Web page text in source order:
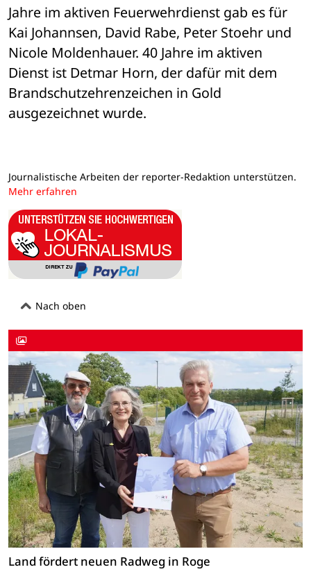
Jahre im aktiven Feuerwehrdienst gab es für
Kai Johannsen, David Rabe, Peter Stoehr und
Nicole Moldenhauer. 40 Jahre im aktiven
Dienst ist Detmar Horn, der dafür mit dem
Brandschutzehrenzeichen in Gold
ausgezeichnet wurde.
Journalistische Arbeiten der reporter-Redaktion unterstützen.
Mehr erfahren
Nach oben
Land fördert neuen Radweg in Roge